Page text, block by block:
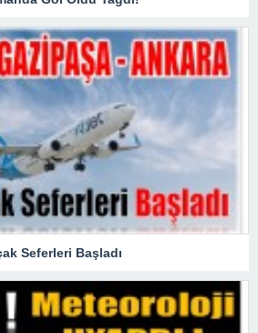
Seferleri Başladı